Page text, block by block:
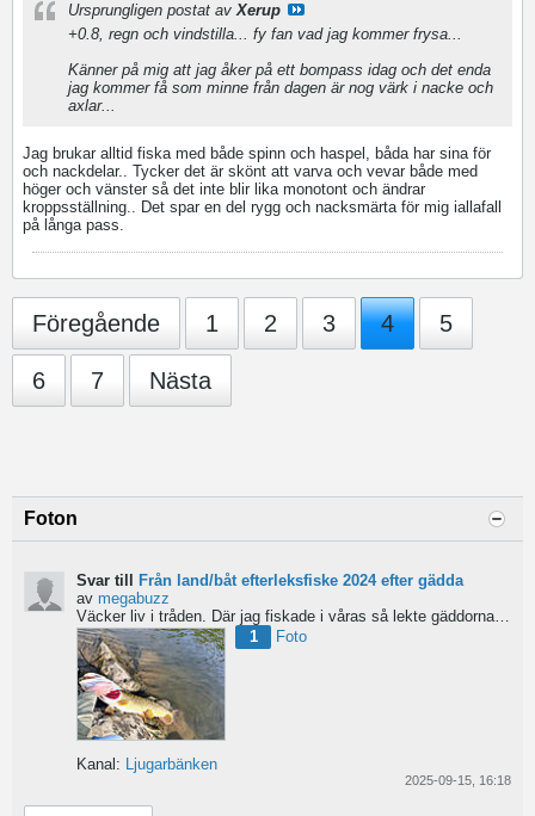
Ursprungligen postat avXerup
+0.8, regn och vindstilla... fy fan vad jag kommer frysa...
Känner på mig att jag åker på ett bompass idag och det enda
jag kommer få som minne från dagen är nog värk i nacke och
axlar...
Jag brukar alltid fiska med både spinn och haspel, båda har sina för
och nackdelar.. Tycker det är skönt att varva och vevar både med
höger och vänster så det inte blir lika monotont och ändrar
kroppsställning.. Det spar en del rygg och nacksmärta för mig iallafall
på långa pass.
Föregående 1 2 3 4 5
6 7 Nästa
Foton
Svar till
Från land/båt efterleksfiske 2024 efter gädda
av megabuzz
Väcker liv i tråden. Där jag fiskade i våras så lekte gäddorna från början av mars hela vägen in i juni...
1
Foto
Kanal: Ljugarbänken
2025-09-15, 16:18